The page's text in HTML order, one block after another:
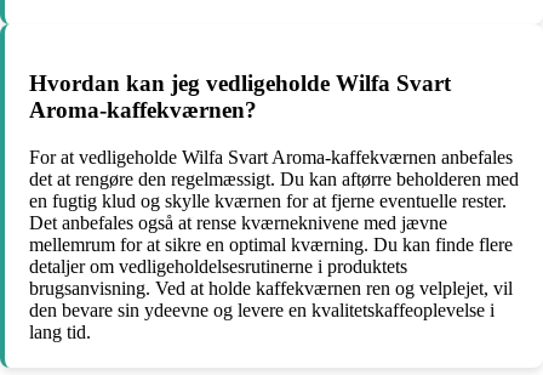
Hvordan kan jeg vedligeholde Wilfa Svart
Aroma-kaffekværnen?
For at vedligeholde Wilfa Svart Aroma-kaffekværnen anbefales
det at rengøre den regelmæssigt. Du kan aftørre beholderen med
en fugtig klud og skylle kværnen for at fjerne eventuelle rester.
Det anbefales også at rense kværneknivene med jævne
mellemrum for at sikre en optimal kværning. Du kan finde flere
detaljer om vedligeholdelsesrutinerne i produktets
brugsanvisning. Ved at holde kaffekværnen ren og velplejet, vil
den bevare sin ydeevne og levere en kvalitetskaffeoplevelse i
lang tid.